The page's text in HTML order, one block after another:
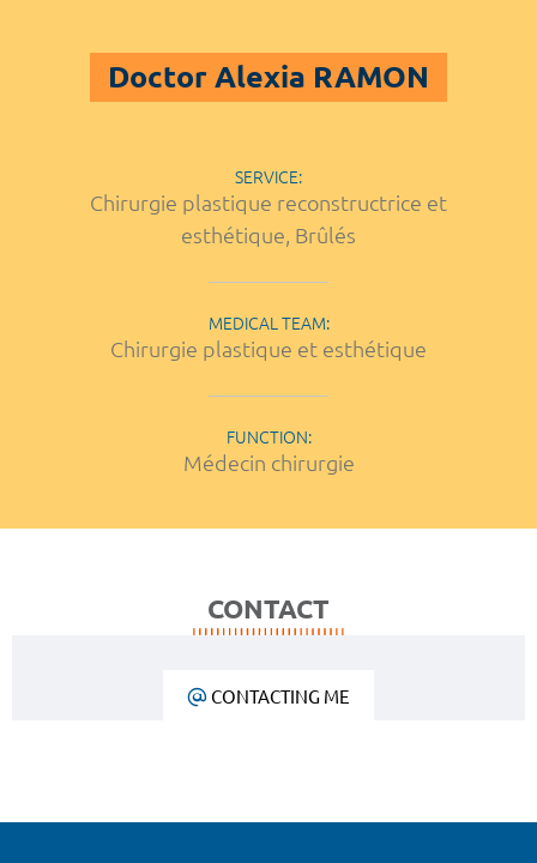
Doctor Alexia RAMON
SERVICE:
Chirurgie plastique reconstructrice et
esthétique, Brûlés
MEDICAL TEAM:
Chirurgie plastique et esthétique
FUNCTION:
Médecin chirurgie
CONTACT
CONTACTING ME